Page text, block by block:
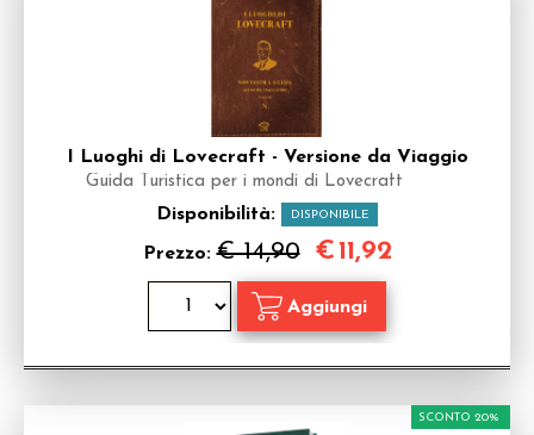
I Luoghi di Lovecraft - Versione da Viaggio
Guida Turistica per i mondi di Lovecraft
Disponibilità: DISPONIBILE
Prezzo:€ 14,90 €11,92
SCONTO 20%